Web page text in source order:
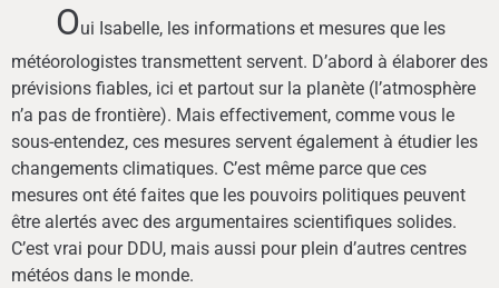
Oui Isabelle, les informations et mesures que les
météorologistes transmettent servent. D’abord à élaborer des
prévisions fiables, ici et partout sur la planète (l’atmosphère
n’a pas de frontière). Mais effectivement, comme vous le
sous-entendez, ces mesures servent également à étudier les
changements climatiques. C’est même parce que ces
mesures ont été faites que les pouvoirs politiques peuvent
être alertés avec des argumentaires scientifiques solides.
C’est vrai pour DDU, mais aussi pour plein d’autres centres
météos dans le monde.